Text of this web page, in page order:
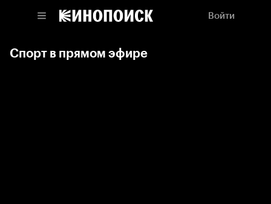
Войти
Спорт в прямом эфире